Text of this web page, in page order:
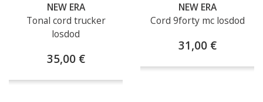
NEW ERA
Tonal cord trucker
losdod
35,00 €
NEW ERA
Cord 9forty mc losdod
31,00 €